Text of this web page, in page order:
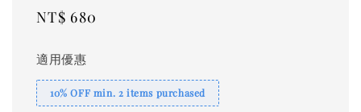
Regular
NT$ 680
適用優惠
10% OFF min. 2 items purchased